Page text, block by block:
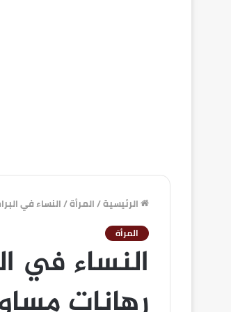
الرئيسية/المرأة/النساء في
المرأة
النساء في